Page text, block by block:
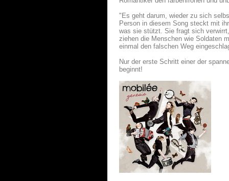
"Es geht darum, wieder zu sich
Person in diesem Song steckt mit
was sie stützt. Sie fragt sich
ziehen die Menschen wie Soldaten
einmal den falschen Weg
Nur der erste Schritt einer der
beginnt!